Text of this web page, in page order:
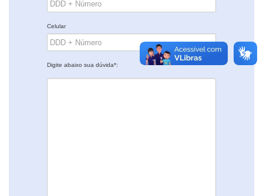
Celular
Digite abaixo sua dúvida*: